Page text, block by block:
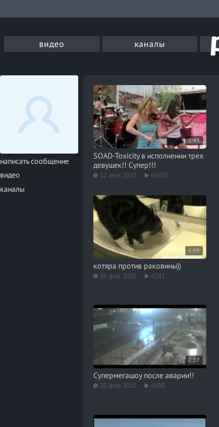
видео каналы
написать сообщение
видео
каналы
2:43
SOAD-Toxicity в исполнении трех
девушек!! Супер!!!
12 июл 2010 66620
3:09
котяра против раковины))
26 фев 2010 4141
0:17
Супермегашоу после аварии!!
26 фев 2010 4499